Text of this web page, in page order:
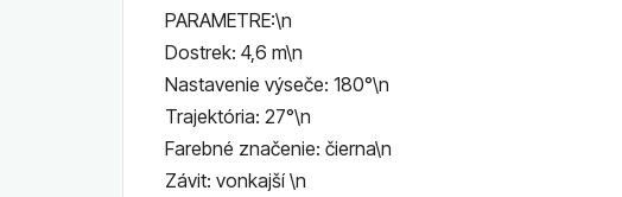
PARAMETRE:\n
Dostrek: 4,6 m\n
Nastavenie výseče: 180°\n
Trajektória: 27°\n
Farebné značenie: čierna\n
Závit: vonkajší \n